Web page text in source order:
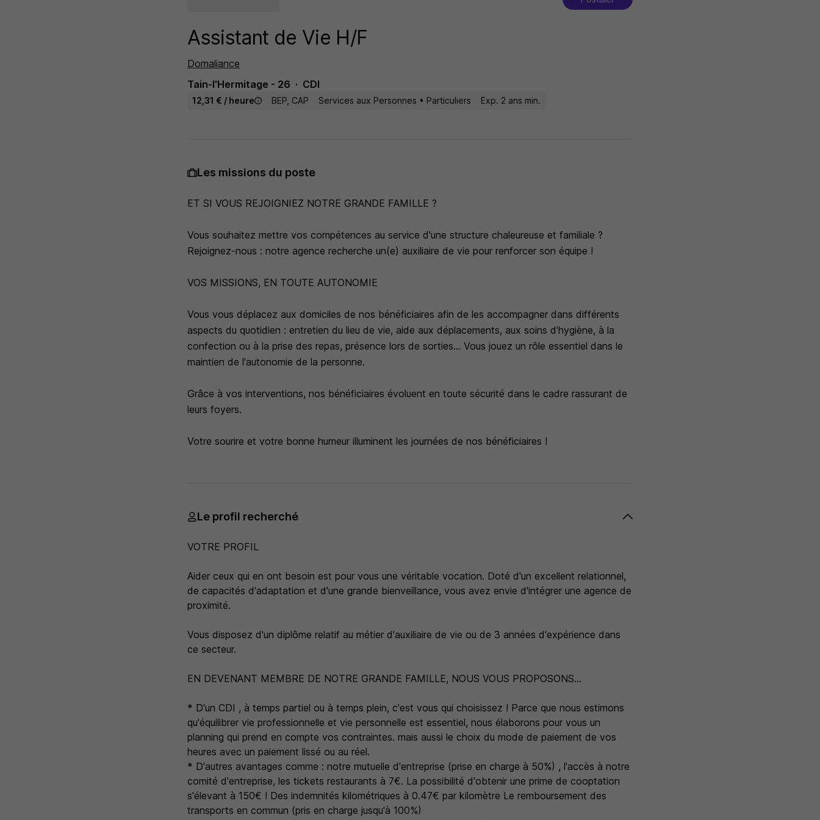
Assistant de Vie H/F
Domaliance
Tain-l'Hermitage - 26
CDI
12,31 € / heure BEP, CAP Services aux Personnes • Particuliers Exp. 2 ans min.
Les missions du poste
ET SI VOUS REJOIGNIEZ NOTRE GRANDE FAMILLE ?
Vous souhaitez mettre vos compétences au service d'une structure chaleureuse et familiale ?
Rejoignez-nous : notre agence recherche un(e) auxiliaire de vie pour renforcer son équipe !
VOS MISSIONS, EN TOUTE AUTONOMIE
Vous vous déplacez aux domiciles de nos bénéficiaires afin de les accompagner dans différents
aspects du quotidien : entretien du lieu de vie, aide aux déplacements, aux soins d'hygiène, à la
confection ou à la prise des repas, présence lors de sorties... Vous jouez un rôle essentiel dans le
maintien de l'autonomie de la personne.
Grâce à vos interventions, nos bénéficiaires évoluent en toute sécurité dans le cadre rassurant de
leurs foyers.
Votre sourire et votre bonne humeur illuminent les journées de nos bénéficiaires !
Le profil recherché
VOTRE PROFIL
Aider ceux qui en ont besoin est pour vous une véritable vocation. Doté d'un excellent relationnel,
de capacités d'adaptation et d'une grande bienveillance, vous avez envie d'intégrer une agence de
proximité.
Vous disposez d'un diplôme relatif au métier d'auxiliaire de vie ou de 3 années d'expérience dans
ce secteur.
EN DEVENANT MEMBRE DE NOTRE GRANDE FAMILLE, NOUS VOUS PROPOSONS...
* D'un CDI , à temps partiel ou à temps plein, c'est vous qui choisissez ! Parce que nous estimons
qu'équilibrer vie professionnelle et vie personnelle est essentiel, nous élaborons pour vous un
planning qui prend en compte vos contraintes. mais aussi le choix du mode de paiement de vos
heures avec un paiement lissé ou au réel.
* D'autres avantages comme : notre mutuelle d'entreprise (prise en charge à 50%) , l'accès à notre
comité d'entreprise, les tickets restaurants à 7€. La possibilité d'obtenir une prime de cooptation
s'élevant à 150€ ! Des indemnités kilométriques à 0.47€ par kilomètre Le remboursement des
transports en commun (pris en charge jusqu'à 100%)